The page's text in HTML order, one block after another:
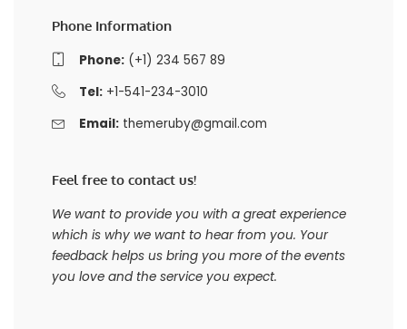
Phone Information
Phone:(+1) 234 567 89
Tel:+1-541-234-3010
Email: themeruby@gmail.com
Feel free to contact us!
We want to provide you with a great experience
which is why we want to hear from you. Your
feedback helps us bring you more of the events
you love and the service you expect.